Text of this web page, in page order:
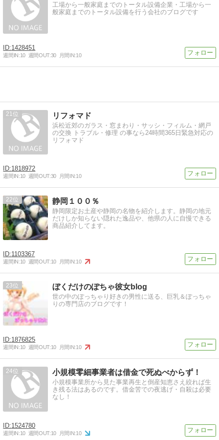
工場から一般家庭までのトータル設備企業・工場から一
般家庭までのトータル設備を行う会社のブログです
1428451
週間IN:10 週間OUT:30 月間IN:10
21 リフォマド
浜松近郊のガラス・窓まわり・サッシ・フィルム・網戸
の交換 トラブル・修理 の事なら24時間365日緊急対応の
リフォマド
1818972
週間IN:10 週間OUT:30 月間IN:10
22 静岡１００％
静岡限定お土産や静岡の名物を紹介します。静岡の地元
だけしか知らない隠れた逸品や、他県の人に自慢できる
商品紹介してます。
1103367
週間IN:10 週間OUT:10 月間IN:10
23 ぼくだけのぽちゃ彼女blog
世の中のぽっちゃり好きの男性に送る、巨乳＆ぽっちゃ
りの専門店のブログです！
1876825
週間IN:10 週間OUT:10 月間IN:10
24 小規模零細事業者は借金で死ぬべからず！
小規模事業所から見た事業再生と倒産知恵さえ絞れば生
き残る法はあるのです。借金苦での夜逃げ・自殺は必要
なし！
1524780
週間IN:10 週間OUT:10 月間IN:10